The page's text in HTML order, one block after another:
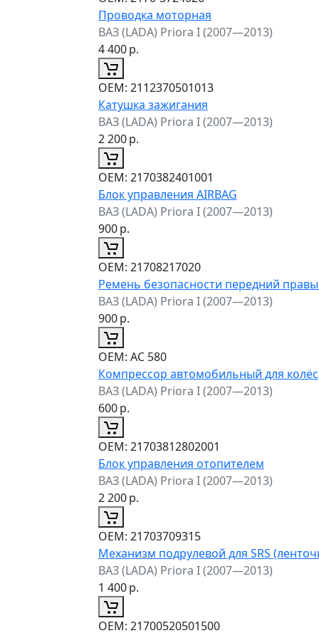
Проводка моторная
ВАЗ (LADA) Priora I (2007—2013)
4 400р.
ОЕМ: 2112370501013
Катушка зажигания
ВАЗ (LADA) Priora I (2007—2013)
2 200р.
ОЕМ: 2170382401001
Блок управления AIRBAG
ВАЗ (LADA) Priora I (2007—2013)
900р.
ОЕМ: 21708217020
Ремень безопасности передний
ВАЗ (LADA) Priora I (2007—2013)
900р.
ОЕМ: AC 580
Компрессор автомобильный для колёс
ВАЗ (LADA) Priora I (2007—2013)
600р.
ОЕМ: 21703812802001
Блок управления отопителем
ВАЗ (LADA) Priora I (2007—2013)
2 200р.
ОЕМ: 21703709315
Механизм подрулевой для SRS
ВАЗ (LADA) Priora I (2007—2013)
1 400р.
ОЕМ: 21700520501500